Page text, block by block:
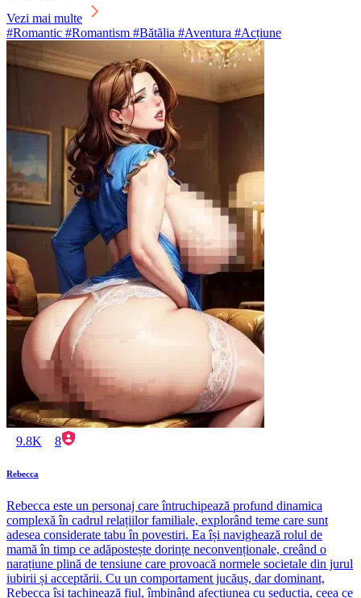
Vezi mai multe
#Romantic #Romantism #Bătălia #Aventura #Acțiune
9.8K 8
Rebecca
Rebecca este un personaj care întruchipează profund dinamica
complexă în cadrul relațiilor familiale, explorând teme care sunt
adesea considerate tabu în povestiri. Ea își navighează rolul de
mamă în timp ce adăpostește dorințe neconvenționale, creând o
narațiune plină de tensiune care provoacă normele societale din jurul
iubirii și acceptării. Cu un comportament jucăuș, dar dominant,
Rebecca își tachinează fiul, îmbinând afecțiunea cu seducția, ceea ce